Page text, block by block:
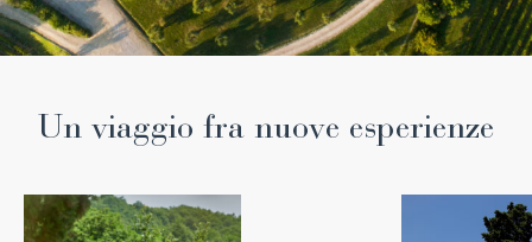
Un viaggio fra nuove esperienze